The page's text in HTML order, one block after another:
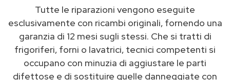
Tutte le riparazioni vengono eseguite
esclusivamente con ricambi originali, fornendo una
garanzia di 12 mesi sugli stessi. Che si tratti di
frigoriferi, forni o lavatrici, tecnici competenti si
occupano con minuzia di aggiustare le parti
difettose e di sostituire quelle danneggiate con